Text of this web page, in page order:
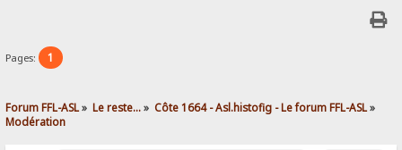
Pages: 1
Forum FFL-ASL» Le reste...» Côte 1664 - Asl.histofig - Le forum FFL-ASL»
Modération